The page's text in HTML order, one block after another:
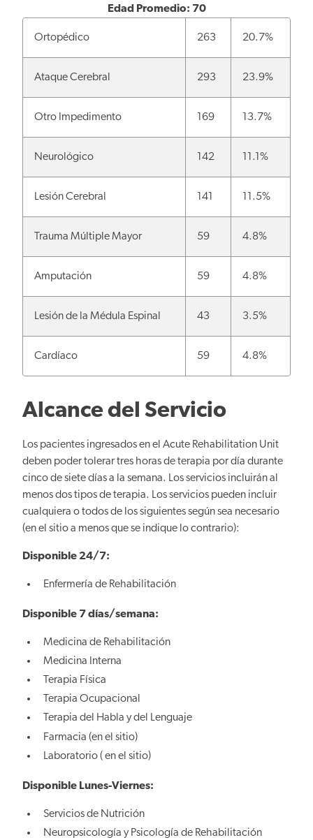
Edad Promedio: 70
Ortopédico 263 20.7%
Ataque Cerebral 293 23.9%
Otro Impedimento 169 13.7%
Neurológico 142 11.1%
Lesión Cerebral 141 11.5%
Trauma Múltiple Mayor 59 4.8%
Amputación 59 4.8%
Lesión de la Médula Espinal 43 3.5%
Cardíaco 59 4.8%
Alcance del Servicio
Los pacientes ingresados en el Acute Rehabilitation Unit
deben poder tolerar tres horas de terapia por día durante
cinco de siete días a la semana. Los servicios incluirán al
menos dos tipos de terapia. Los servicios pueden incluir
cualquiera o todos de los siguientes según sea necesario
(en el sitio a menos que se indique lo contrario):
Disponible 24/7:
Enfermería de Rehabilitación
Disponible 7 días/semana:
Medicina de Rehabilitación
Medicina Interna
Terapia Física
Terapia Ocupacional
Terapia del Habla y del Lenguaje
Farmacia (en el sitio)
Laboratorio ( en el sitio)
Disponible Lunes-Viernes:
Servicios de Nutrición
Neuropsicología y Psicología de Rehabilitación